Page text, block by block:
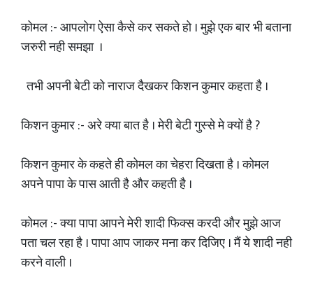
कोमल :- आपलोग ऐसा कैसे कर सकते हो । मुझे एक बार भी बताना
जरुरी नही समझा ।
तभी अपनी बेटी को नाराज दैखकर किशन कुमार कहता है ।
किशन कुमार :- अरे क्या बात है । मेरी बेटी गुस्से मे क्यों है ?
किशन कुमार के कहते ही कोमल का चेहरा दिखता है । कोमल
अपने पापा के पास आती है और कहती है ।
कोमल :- क्या पापा आपने मेरी शादी फिक्स करदी और मुझे आज
पता चल रहा है । पापा आप जाकर मना कर दिजिए । मैं ये शादी नही
करने वाली ।